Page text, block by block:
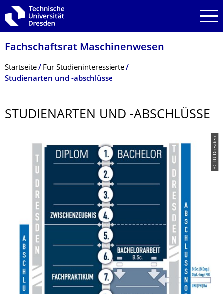
Zur Hauptnavigation springen
Zur Suche springen
Zum Inhalt springen
Fachschaftsrat Maschinenwesen
Breadcrumb-Menü
Startseite
Für Studieninteressierte
Studienarten und -abschlüsse
STUDIENARTEN UND -ABSCHLÜSSE
© TU Dresden